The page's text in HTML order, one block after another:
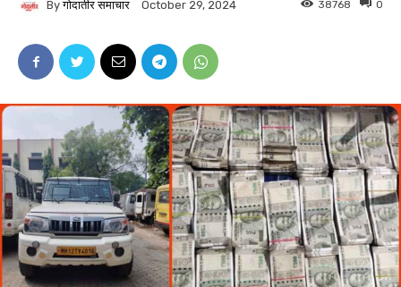
By गोदातीर समाचार October 29, 2024 0
38768